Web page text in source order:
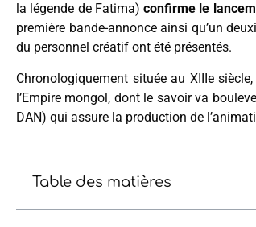
la légende de Fatima)confirme le
première bande-annonce ainsi qu’un
du personnel créatif ont été présentés.
Chronologiquement située au XIIIe
l’Empire mongol, dont le savoir va
DAN) qui assure la production de
Table des matières